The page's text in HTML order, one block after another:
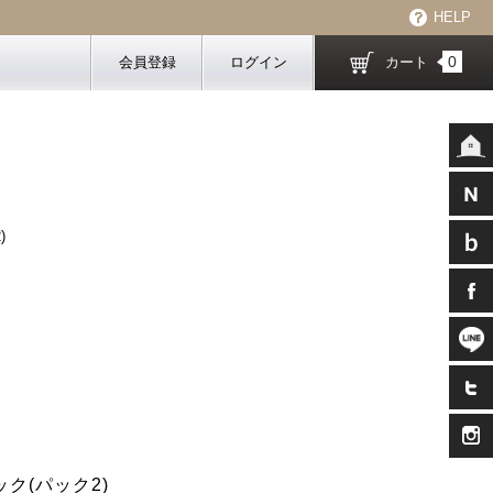
HELP
会員登録 ログイン カート 0
ク(パック2)